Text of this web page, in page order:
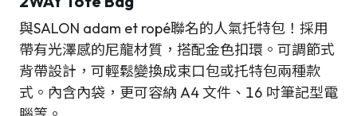
與SALON adam et ropé聯名的人氣托特包！採用
帶有光澤感的尼龍材質，搭配金色扣環。可調節式
背帶設計，可輕鬆變換成束口包或托特包兩種款
式。內含內袋，更可容納 A4 文件、16 吋筆記型電